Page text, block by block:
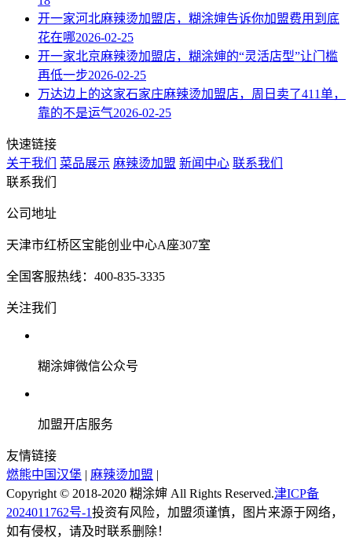
开一家河北麻辣烫加盟店，糊涂婶告诉你加盟费用到底
花在哪2026-02-25
开一家北京麻辣烫加盟店，糊涂婶的“灵活店型”让门槛
再低一步2026-02-25
万达边上的这家石家庄麻辣烫加盟店，周日卖了411单，
靠的不是运气2026-02-25
快速链接
关于我们
菜品展示 麻辣烫加盟 新闻中心 联系我们
联系我们
公司地址
天津市红桥区宝能创业中心A座307室
全国客服热线：400-835-3335
关注我们
糊涂婶微信公众号
加盟开店服务
友情链接
燃熊中国汉堡 | 麻辣烫加盟 |
Copyright © 2018-2020 糊涂婶 All Rights Reserved.津ICP备
2024011762号-1投资有风险，加盟须谨慎，图片来源于网络，
如有侵权，请及时联系删除！